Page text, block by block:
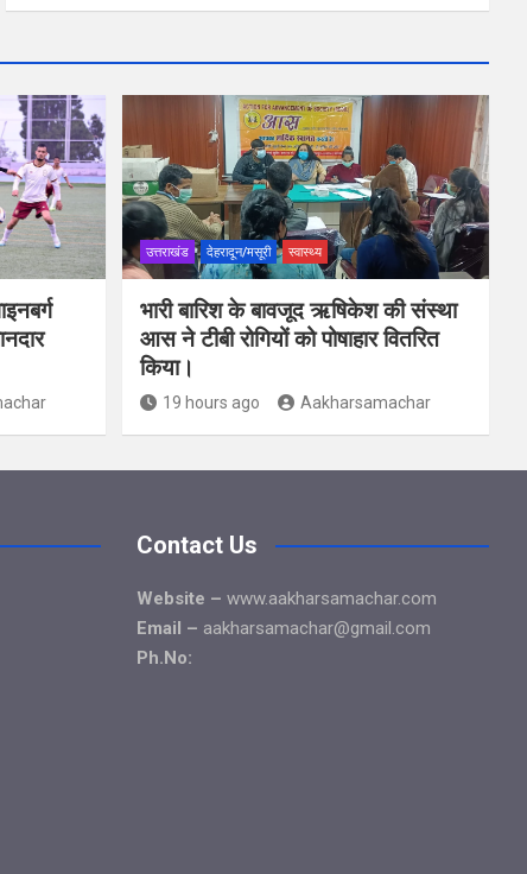
उत्तराखंड देहरादून/मसूरी स्वास्थ्य
भारी बारिश के बावजूद ऋषिकेश की संस्था
आस ने टीबी रोगियों को पोषाहार वितरित
किया।
19 hours ago Aakharsamachar
Contact Us
Website – www.aakharsamachar.com
Email – aakharsamachar@gmail.com
Ph.No: